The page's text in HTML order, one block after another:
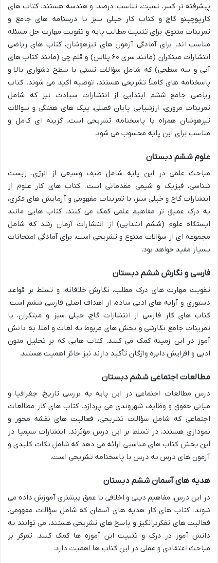
پیشرفته تر کسر، نسبت، تناسب، درصد، و هندسه هستند. کتاب های
کارپوچینو گاج و کتاب کار خیلی سبز با درسنامه های جامع و
تمرینات متنوع، برای تثبیت مطالب پایه و تقویت مهارت حل مسئله
مناسب اند. برای آمادگی آزمون های تیزهوشان، کتاب های ریاضی
انتشارات مبتکران (مانند سری ۶۰ پلاس) و قلم چی (مانند کتاب های
آبی و سه سطحی) که شامل سؤالات تستی با سطح دشواری بالا و
پاسخنامه های کاملاً تشریحی هستند، توصیه اکید می شوند. کتاب
ریاضی جامع ششم ابتدایی از انتشارات سیادت نیز که شامل
تمرینات مروری، ارزشیابی پایان فصلی، پیک های هفتگی و سوالات
تیزهوشان همراه با پاسخنامه تشریحی است، گزینه ای کامل و
مناسب برای این پایه محسوب می شود.
علوم ششم دبستان
مباحث علمی در این پایه شامل طیف وسیعی از انرژی، زیست
شناسی، فیزیک و شیمی مقدماتی است. کتاب های کار علوم از
انتشارات گاج و خیلی سبز، با تمرینات مفهومی و آزمایش های فکری،
به درک عمیق تر مفاهیم علمی کمک می کنند. کتاب هایی مانند
ایستگاه علوم (ششم ابتدایی) از انتشارات آرمان رشد که شامل
مجموعه ای از سؤالات متنوع و تشریحی است، برای آمادگی امتحانات
بسیار مفید خواهد بود.
فارسی و نگارش ششم دبستان
تقویت مهارت های درک مطلب، نگارش خلاقانه، و تسلط بر قواعد
دستوری و آرایه های ادبی ساده، از اهداف اصلی فارسی ششم است.
کتاب های کار فارسی از انتشارات گاج، خیلی سبز و مبتکران، با
تمرینات جامع نگارشی و بخش های مربوط به لغات و املا، به دانش
آموز در این زمینه کمک می کنند. کتاب هایی که بر تحلیل متون
ادبی و افزایش دایره واژگان تأکید دارند نیز حائز اهمیت هستند.
مطالعات اجتماعی ششم دبستان
درس مطالعات اجتماعی در این پایه به بررسی تاریخ، جغرافیا و
مبانی حقوق و وظایف شهروندی می پردازد. کتاب های کار مطالعات
اجتماعی که شامل سؤالات تشریحی، فعالیت های نقشه محور و
نموداری هستند، در تسلط بر این درس مؤثرند. انتشارات سیمیا در
این بخش کتاب های مناسبی ارائه می دهد که شامل نکات کلیدی و
آزمون های درس به درس با پاسخنامه تشریحی است.
هدیه های آسمان ششم دبستان
در این درس، مفاهیم دینی و اخلاقی با عمق بیشتری آموزش داده می
شوند. کتاب های کار هدیه های آسمان که شامل سؤالات مفهومی،
فعالیت های تفکربرانگیز و پاسخ های تشریحی هستند، می توانند به
دانش آموز در درک و تثبیت این آموزه ها کمک کنند. تمرکز بر
مباحث اعتقادی و عملی در این کتاب ها اهمیت دارد.